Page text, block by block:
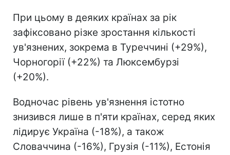
При цьому в деяких країнах за рік
зафіксовано різке зростання кількості
ув'язнених, зокрема в Туреччині (+29%),
Чорногорії (+22%) та Люксембурзі
(+20%).
Водночас рівень ув'язнення істотно
знизився лише в п'яти країнах, серед яких
лідирує Україна (-18%), а також
Словаччина (-16%), Грузія (-11%), Естонія